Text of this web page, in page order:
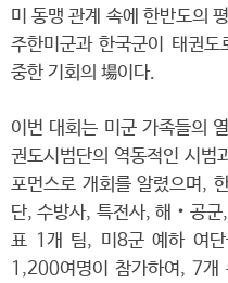
미 동맹 관계 속에 한반도의
주한미군과 한국군이 태권
중한 기회의 場이다.
이번 대회는 미군 가족들의
권도시범단의 역동적인 시범
포먼스로 개회를 알렸으
단, 수방사, 특전사, 해‧공
표 1개 팀, 미8군 예하 여
1,200여명이 참가하여, 7개